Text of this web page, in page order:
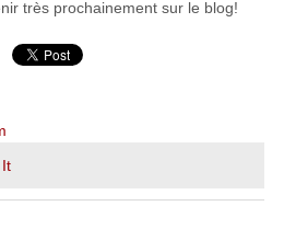
très prochainement sur le blog!
It